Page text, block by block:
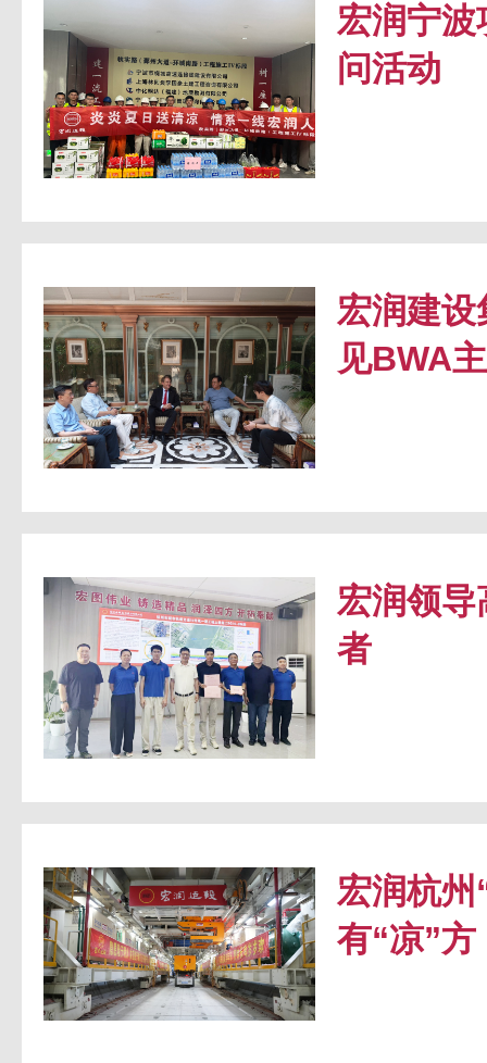
宏润宁
问活动
宏润建
见BWA
宏润领
者
宏润杭州
有“凉”方